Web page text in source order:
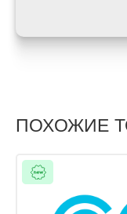
ПОХОЖИЕ